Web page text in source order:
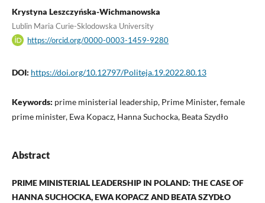
Krystyna Leszczyńska-Wichmanowska
Lublin Maria Curie-Sklodowska University
https://orcid.org/0000-0003-1459-9280
DOI: https://doi.org/10.12797/Politeja.19.2022.80.13
Keywords: prime ministerial leadership, Prime Minister, female
prime minister, Ewa Kopacz, Hanna Suchocka, Beata Szydło
Abstract
PRIME MINISTERIAL LEADERSHIP IN POLAND: THE CASE OF
HANNA SUCHOCKA, EWA KOPACZ AND BEATA SZYDŁO